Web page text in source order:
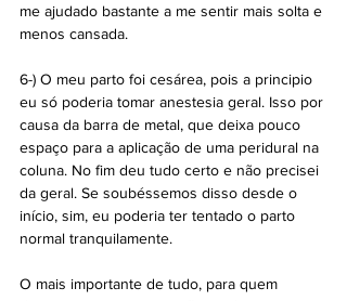
me ajudado bastante a me sentir mais solta e
menos cansada.
6-) O meu parto foi cesárea, pois a principio
eu só poderia tomar anestesia geral. Isso por
causa da barra de metal, que deixa pouco
espaço para a aplicação de uma peridural na
coluna. No fim deu tudo certo e não precisei
da geral. Se soubéssemos disso desde o
início, sim, eu poderia ter tentado o parto
normal tranquilamente.
O mais importante de tudo, para quem